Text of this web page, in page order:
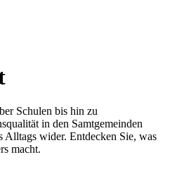
Schulen bis hin zu
in den Samtgemeinden
Alltags wider. Entdecken Sie, was
macht.